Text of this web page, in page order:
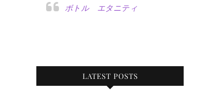
ボトル エタニティ
LATEST POSTS